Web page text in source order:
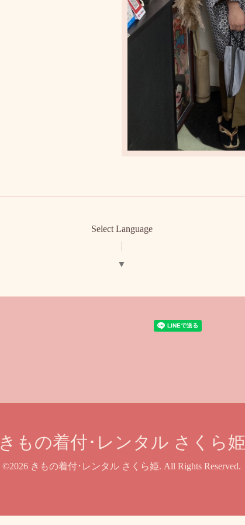
Select Language
▼
きもの着付･レンタル さくら姫
©2026 きもの着付･レンタル さくら姫. All Rights Reserved.